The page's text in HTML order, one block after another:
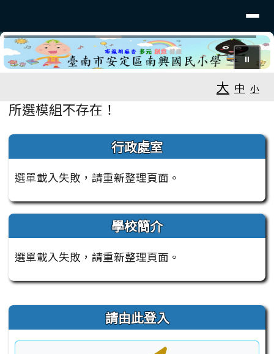
⏸
大 中 小
主內容區域
所選模組不存在！
左邊區域內容 行政處室
選單載入失敗，請重新整理頁面。
學校簡介
選單載入失敗，請重新整理頁面。
右邊區域內容 請由此登入
頁尾區域